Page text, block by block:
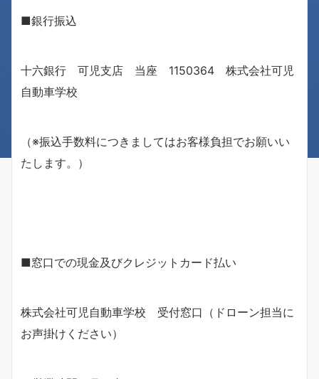
■銀行振込
十六銀行 可児支店 当座 1150364 株式会社可児
自動車学校
（※振込手数料につきましてはお客様負担でお願いい
たします。）
■窓口での現金及びクレジットカード払い
株式会社可児自動車学校 受付窓口（ドローン担当に
お声掛けください）